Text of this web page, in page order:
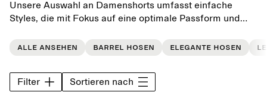
Unsere Auswahl an Damenshorts umfasst einfache
Styles, die mit Fokus auf eine optimale Passform und
nicht aus der Mode und fügen sich somit bestens in jede
Alle ansehen Barrel hosen Elegante Hosen
Filter Sortieren nach